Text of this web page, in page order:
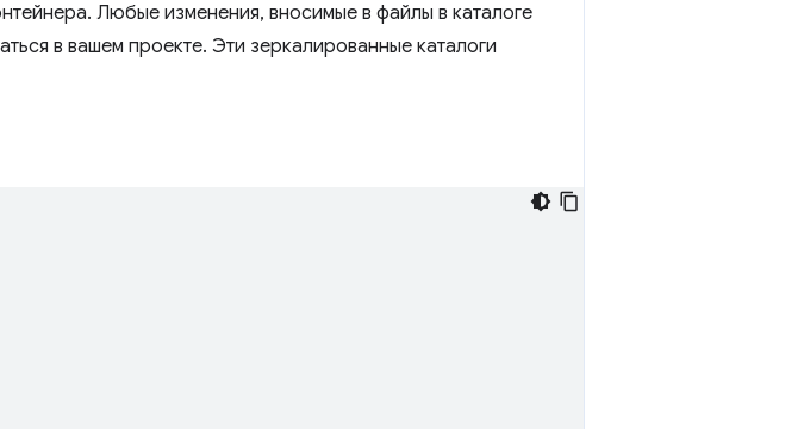
Любые изменения, вносимые в файлы в каталоге
в вашем проекте. Эти зеркалированные каталоги